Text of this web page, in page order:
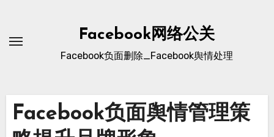
content
Facebook网络公关
Facebook负面删除_Facebook舆情处理
Facebook负面舆情管理策